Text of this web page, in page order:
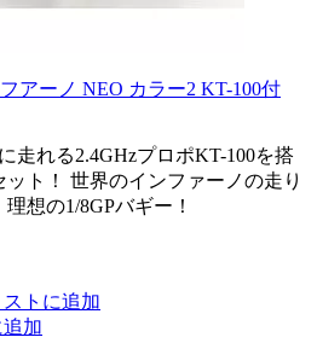
アーノ NEO カラー2 KT-100付
走れる2.4GHzプロポKT-100を搭
ト！ 世界のインファーノの走り
想の1/8GPバギー！
トに追加
加